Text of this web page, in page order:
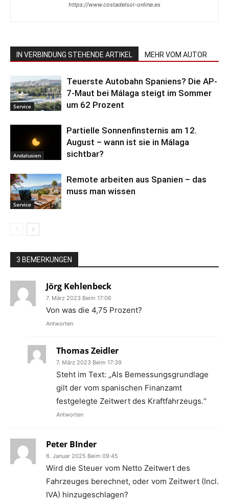
https://www.costadelsol-online.es
IN VERBINDUNG STEHENDE ARTIKEL MEHR VOM AUTOR
Service
Teuerste Autobahn Spaniens? Die AP-
7-Maut bei Málaga steigt im Sommer
um 62 Prozent
Andalusien
Partielle Sonnenfinsternis am 12.
August – wann ist sie in Málaga
sichtbar?
Service
Remote arbeiten aus Spanien – das
muss man wissen
3 BEMERKUNGEN
Jörg Kehlenbeck
7. März 2023 Beim 17:06
Von was die 4,75 Prozent?
Antworten
Thomas Zeidler
7. März 2023 Beim 17:39
Steht im Text: „Als Bemessungsgrundlage
gilt der vom spanischen Finanzamt
festgelegte Zeitwert des Kraftfahrzeugs.“
Antworten
Peter BInder
6. Januar 2025 Beim 09:45
Wird die Steuer vom Netto Zeitwert des
Fahrzeuges berechnet, oder vom Zeitwert (Incl.
IVA) hinzugeschlagen?